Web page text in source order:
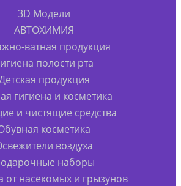
3D Модели
АВТОХИМИЯ
ватная продукция
полости рта
продукция
гигиена и косметика
и чистящие средства
косметика
воздуха
наборы
от насекомых и грызунов